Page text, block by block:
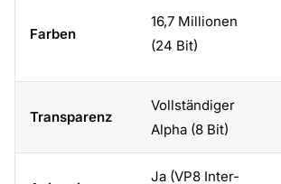
Farben
16,7 Millionen
(24 Bit)
Transparenz
Vollständiger
Alpha (8 Bit)
Ja (VP8 Inter-